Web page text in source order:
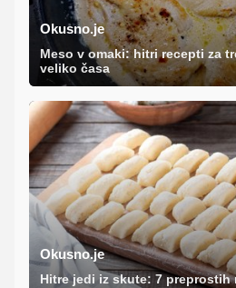
Okusno.je
Meso v omaki: hitri recepti za
veliko časa
Okusno.je
Hitre jedi iz skute: 7 preprostih